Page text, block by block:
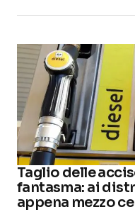
Taglio delle
fantasma: ai
appena mezzo